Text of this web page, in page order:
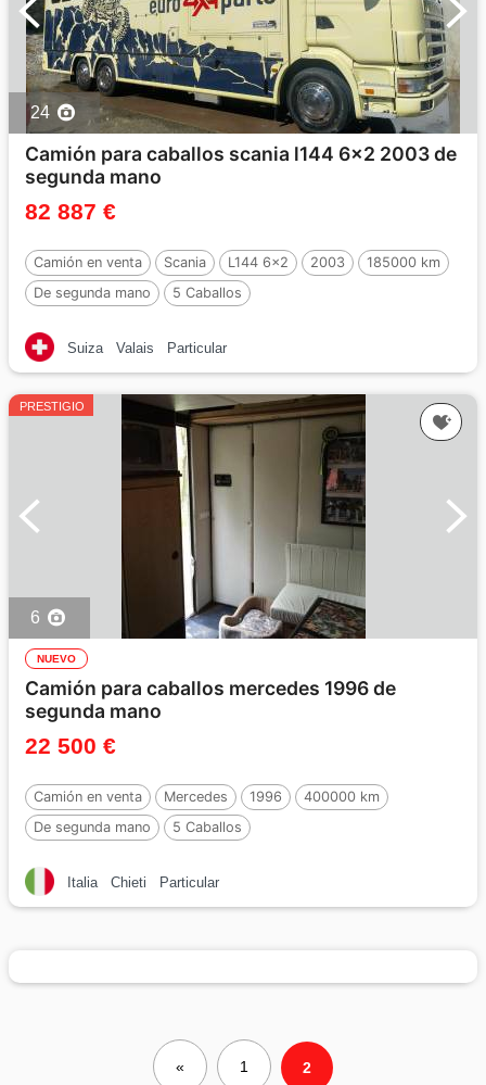
24
Camión para caballos scania l144 6x2 2003 de
segunda mano
82 887 €
Camión en venta Scania L144 6x2 2003
185000 km
De segunda mano
5 Caballos
Suiza Valais Particular
PRESTIGIO
6
NUEVO
Camión para caballos mercedes 1996 de
segunda mano
22 500 €
Camión en venta Mercedes 1996
400000 km
De segunda mano
5 Caballos
Italia Chieti Particular
« 1 2